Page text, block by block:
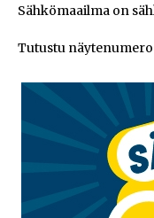
Sähkömaailma on
Tutustu